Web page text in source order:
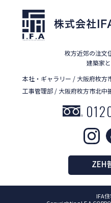
枚方近郊の注文
建築家
本社・ギャラリー / 大阪府枚方
工事管理部 / 大阪府枚方市北中
ZEH
IFA